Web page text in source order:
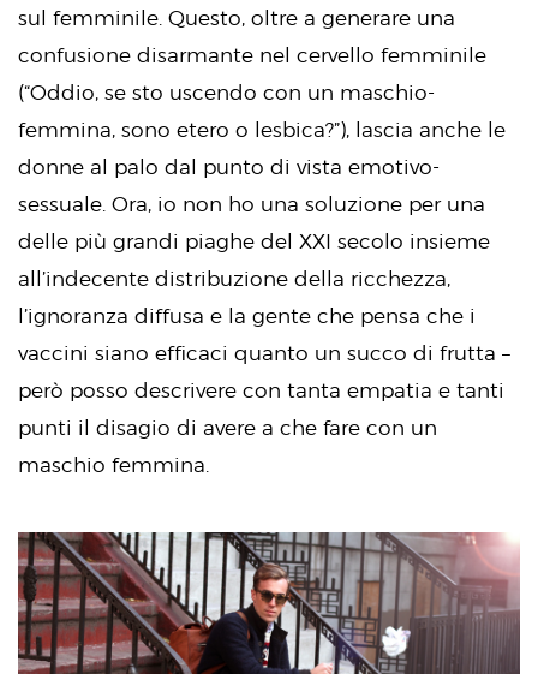
sul femminile. Questo, oltre a generare una
confusione disarmante nel cervello femminile
(“Oddio, se sto uscendo con un maschio-
femmina, sono etero o lesbica?”), lascia anche le
donne al palo dal punto di vista emotivo-
sessuale. Ora, io non ho una soluzione per una
delle più grandi piaghe del XXI secolo insieme
all’indecente distribuzione della ricchezza,
l’ignoranza diffusa e la gente che pensa che i
vaccini siano efficaci quanto un succo di frutta –
però posso descrivere con tanta empatia e tanti
punti il disagio di avere a che fare con un
maschio femmina.